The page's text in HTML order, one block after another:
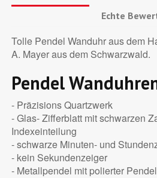
Echte
Tolle Pendel Wanduhr aus dem
A. Mayer aus dem Schwarzwald.
Pendel
- Präzisions Quartzwerk
- Glas- Zifferblatt mit schwarzen
Indexeinteilung
- schwarze Minuten- und
- kein Sekundenzeiger
- Metallpendel mit polierter